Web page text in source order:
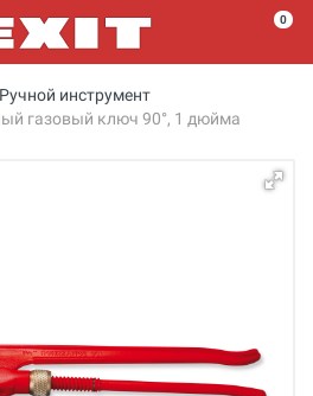
0
Ручной инструмент
газовый ключ 90°, 1 дюйма